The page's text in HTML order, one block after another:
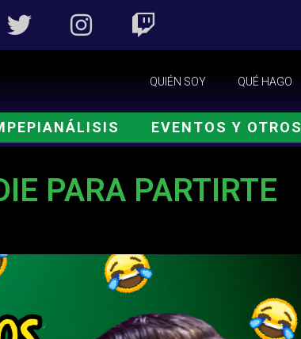
QUIÉN SOY QUÉ HAGO
EVENTOS Y OTROS
PARA PARTIRTE